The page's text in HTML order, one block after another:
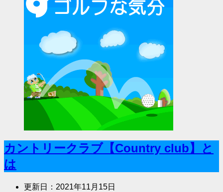
カントリークラブ【Country club】と
は
更新日： 2021年11月15日